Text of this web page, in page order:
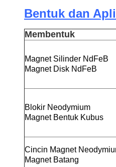
Bentuk dan
Membentuk
Magnet Silinder NdFeB
Magnet Disk NdFeB
Blokir Neodymium
Magnet Bentuk Kubus
Cincin Magnet
Magnet Batang